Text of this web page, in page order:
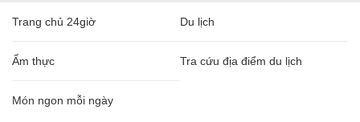
Trang chủ 24giờ Du lịch
Ẩm thực Tra cứu địa điểm du lịch
Món ngon mỗi ngày